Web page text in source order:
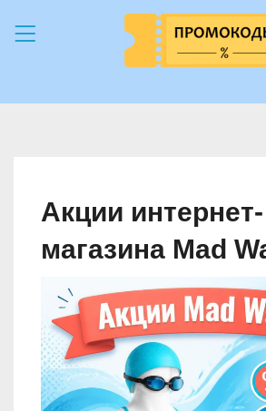
Акции интернет-
магазина Mad